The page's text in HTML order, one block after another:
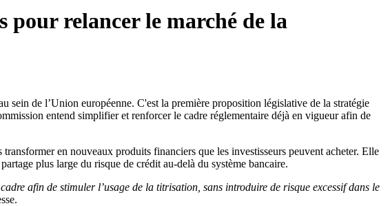
pour relancer le marché de la
sein de l’Union européenne. C'est la première proposition législative de la stratégie
entend simplifier et renforcer le cadre réglementaire déjà en vigueur afin de
en nouveaux produits financiers que les investisseurs peuvent acheter. Elle
plus large du risque de crédit au-delà du système bancaire.
afin de stimuler l’usage de la titrisation, sans introduire de risque excessif dans le